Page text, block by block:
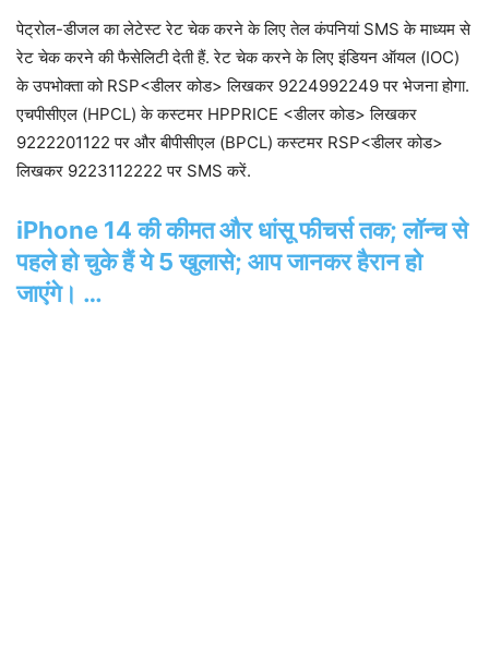
पेट्रोल-डीजल का लेटेस्‍ट रेट चेक करने के ल‍िए तेल कंपन‍ियां SMS के माध्‍यम से
रेट चेक करने की फैसेल‍िटी देती हैं. रेट चेक करने के लिए इंडियन ऑयल (IOC)
के उपभोक्ता को RSP<डीलर कोड> लिखकर 9224992249 पर भेजना होगा.
एचपीसीएल (HPCL) के कस्‍टमर HPPRICE <डीलर कोड> लिखकर
9222201122 पर और बीपीसीएल (BPCL) कस्‍टमर RSP<डीलर कोड>
लिखकर 9223112222 पर SMS करें.
iPhone 14 की कीमत और धांसू फीचर्स तक; लॉन्च से
पहले हो चुके हैं ये 5 खुलासे; आप जानकर हैरान हो
जाएंगे। …